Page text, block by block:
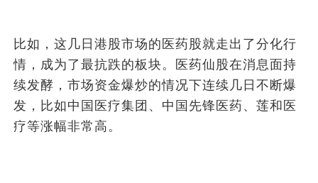
比如，这几日港股市场的医药股就走出了分化行
情，成为了最抗跌的板块。医药仙股在消息面持
续发酵，市场资金爆炒的情况下连续几日不断爆
发，比如中国医疗集团、中国先锋医药、莲和医
疗等涨幅非常高。